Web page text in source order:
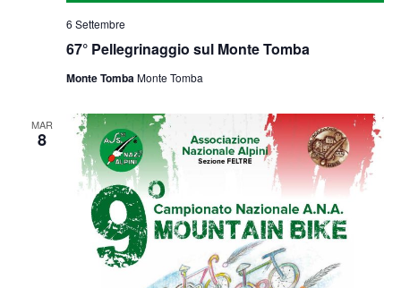
67° Pellegrinaggio sul Monte Tomba
6 Settembre
Monte TombaMonte Tomba
MAR
8